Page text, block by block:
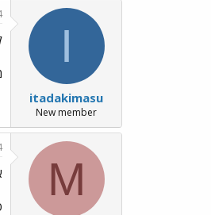
I
itadakimasu
New member
M